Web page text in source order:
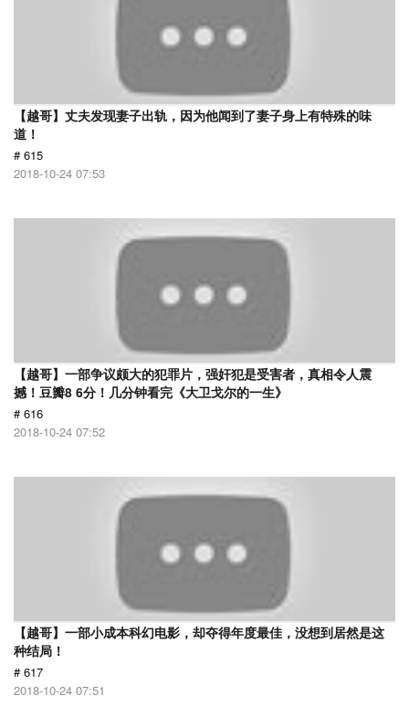
【越哥】丈夫发现妻子出轨，因为他闻到了妻子身上有特殊的味
道！
# 615
2018-10-24 07:53
【越哥】一部争议颇大的犯罪片，强奸犯是受害者，真相令人震
撼！豆瓣8 6分！几分钟看完《大卫戈尔的一生》
# 616
2018-10-24 07:52
【越哥】一部小成本科幻电影，却夺得年度最佳，没想到居然是这
种结局！
# 617
2018-10-24 07:51